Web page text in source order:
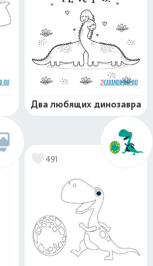
Два любящих динозавра
491